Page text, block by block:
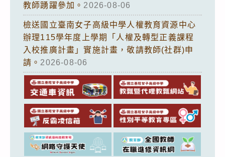
教師踴躍參加。 2026-08-06
檢送國立臺南女子高級中學人權教育資源中心
辦理115學年度上學期「人權及轉型正義課程
入校推廣計畫」實施計畫，敬請教師(社群)申
請。 2026-08-06